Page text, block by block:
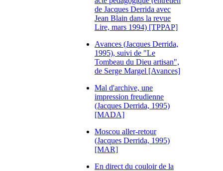
de Jacques Derrida avec
Jean Blain dans la revue
Lire, mars 1994) [TPPAP]
Avances (Jacques Derrida,
1995), suivi de "Le
Tombeau du Dieu artisan",
de Serge Margel [Avances]
Mal d'archive, une
impression freudienne
(Jacques Derrida, 1995)
[MADA]
Moscou aller-retour
(Jacques Derrida, 1995)
[MAR]
En direct du couloir de la